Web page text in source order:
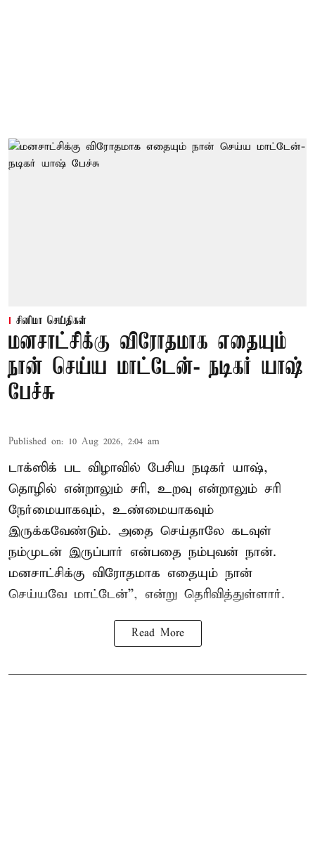
சினிமா செய்திகள்
மனசாட்சிக்கு விரோதமாக எதையும்
நான் செய்ய மாட்டேன்- நடிகர் யாஷ்
பேச்சு
Published on: 10 Aug 2026, 2:04 am
டாக்ஸிக் பட விழாவில் பேசிய நடிகர் யாஷ்,
தொழில் என்றாலும் சரி, உறவு என்றாலும் சரி
நேர்மையாகவும், உண்மையாகவும்
இருக்கவேண்டும். அதை செய்தாலே கடவுள்
நம்முடன் இருப்பார் என்பதை நம்புவன் நான்.
மனசாட்சிக்கு விரோதமாக எதையும் நான்
செய்யவே மாட்டேன்'', என்று தெரிவித்துள்ளார்.
Read More